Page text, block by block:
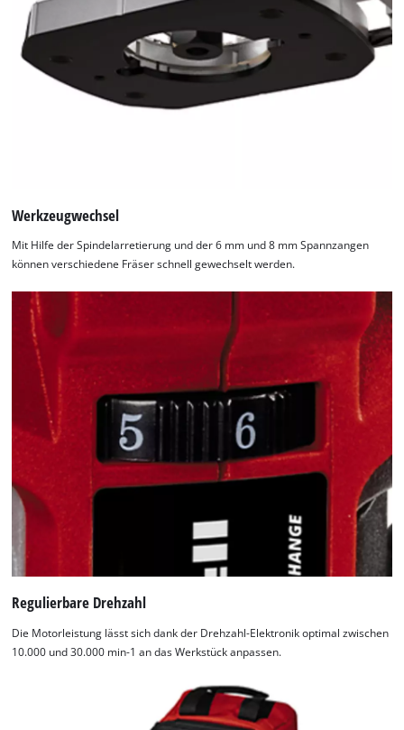
Werkzeugwechsel
Mit Hilfe der Spindelarretierung und der 6 mm und 8 mm Spannzangen
können verschiedene Fräser schnell gewechselt werden.
Regulierbare Drehzahl
Die Motorleistung lässt sich dank der Drehzahl-Elektronik optimal zwischen
10.000 und 30.000 min-1 an das Werkstück anpassen.